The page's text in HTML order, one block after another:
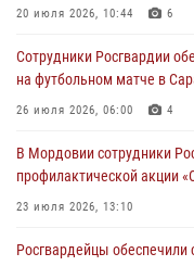
В Мордовии отметили
03 августа 2026, 07:40
20 июля 2026, 10:44 6
Сотрудники Росгвардии
на футбольном матче в
26 июля 2026, 06:00 4
В Мордовии сотрудники
профилактической акции
23 июля 2026, 13:10
Росгвардейцы обеспечили